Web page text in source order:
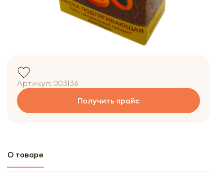
Артикул: 003136
Получить прайс
О товаре